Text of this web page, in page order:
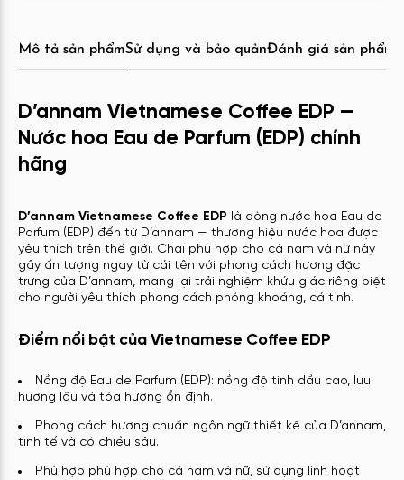
Mô tả sản phẩmSử dụng và bảo quảnĐánh giá sản phẩm
D’annam Vietnamese Coffee EDP —
Nước hoa Eau de Parfum (EDP) chính
hãng
D’annam Vietnamese Coffee EDP là dòng nước hoa Eau de
Parfum (EDP) đến từ D’annam — thương hiệu nước hoa được
yêu thích trên thế giới. Chai phù hợp cho cả nam và nữ này
gây ấn tượng ngay từ cái tên với phong cách hương đặc
trưng của D’annam, mang lại trải nghiệm khứu giác riêng biệt
cho người yêu thích phong cách phóng khoáng, cá tính.
Điểm nổi bật của Vietnamese Coffee EDP
Nồng độ Eau de Parfum (EDP): nồng độ tinh dầu cao, lưu
hương lâu và tỏa hương ổn định.
Phong cách hương chuẩn ngôn ngữ thiết kế của D’annam,
tinh tế và có chiều sâu.
Phù hợp phù hợp cho cả nam và nữ, sử dụng linh hoạt